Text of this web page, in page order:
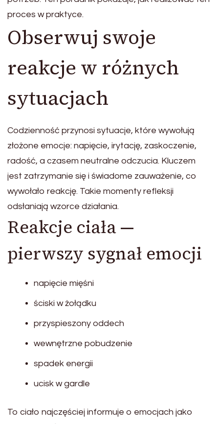
proces w praktyce.
Obserwuj swoje
reakcje w różnych
sytuacjach
Codzienność przynosi sytuacje, które wywołują
złożone emocje: napięcie, irytację, zaskoczenie,
radość, a czasem neutralne odczucia. Kluczem
jest zatrzymanie się i świadome zauważenie, co
wywołało reakcję. Takie momenty refleksji
odsłaniają wzorce działania.
Reakcje ciała —
pierwszy sygnał emocji
napięcie mięśni
ściski w żołądku
przyspieszony oddech
wewnętrzne pobudzenie
spadek energii
ucisk w gardle
To ciało najczęściej informuje o emocjach jako